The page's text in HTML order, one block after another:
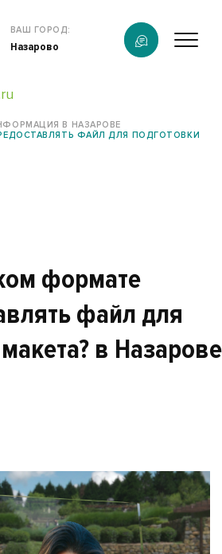
ВАШ ГОРОД:
Назарово
Продукция
Контакты
В НАЗАРОВЕ
ФАЙЛ ДЛЯ ПОДГОТОВКИ
формате
файл для
в Назарове